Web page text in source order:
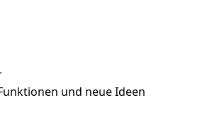
und neue Ideen